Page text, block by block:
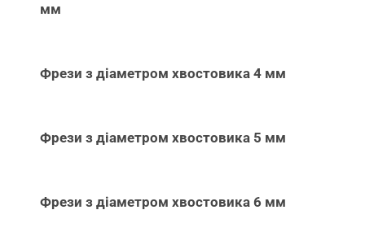
мм
Фрези з діаметром хвостовика 4 мм
Фрези з діаметром хвостовика 5 мм
Фрези з діаметром хвостовика 6 мм